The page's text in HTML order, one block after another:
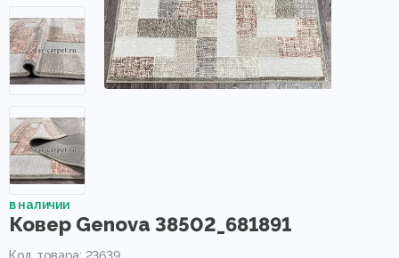
в наличии
Ковер Genova 38502_681891